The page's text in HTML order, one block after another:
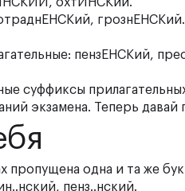
грознЕНСКий.
пензЕНСКий,
суффиксы
экзамена. Теперь
пропущена одна и та же
пенз..нский.